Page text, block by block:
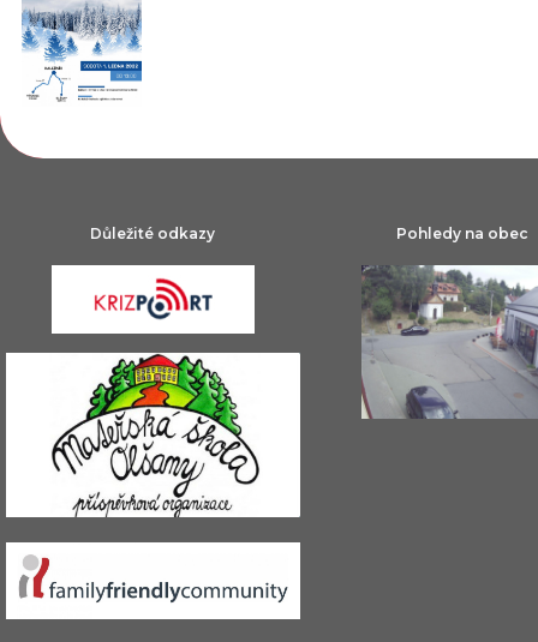
Důležité odkazy Pohledy na obec